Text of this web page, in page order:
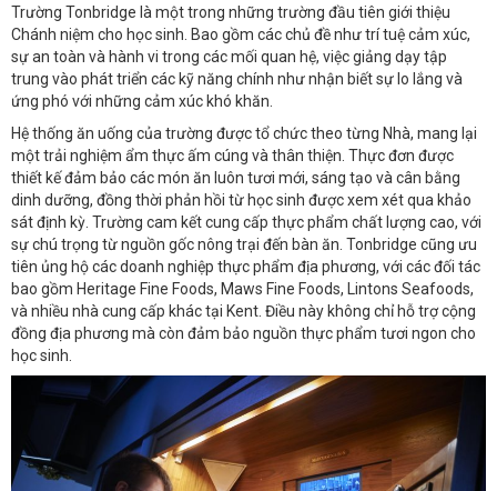
Trường Tonbridge là một trong những trường đầu tiên giới thiệu
Chánh niệm cho học sinh. Bao gồm các chủ đề như trí tuệ cảm xúc,
sự an toàn và hành vi trong các mối quan hệ, việc giảng dạy tập
trung vào phát triển các kỹ năng chính như nhận biết sự lo lắng và
ứng phó với những cảm xúc khó khăn.
Hệ thống ăn uống của trường được tổ chức theo từng Nhà, mang lại
một trải nghiệm ẩm thực ấm cúng và thân thiện. Thực đơn được
thiết kế đảm bảo các món ăn luôn tươi mới, sáng tạo và cân bằng
dinh dưỡng, đồng thời phản hồi từ học sinh được xem xét qua khảo
sát định kỳ. Trường cam kết cung cấp thực phẩm chất lượng cao, với
sự chú trọng từ nguồn gốc nông trại đến bàn ăn. Tonbridge cũng ưu
tiên ủng hộ các doanh nghiệp thực phẩm địa phương, với các đối tác
bao gồm Heritage Fine Foods, Maws Fine Foods, Lintons Seafoods,
và nhiều nhà cung cấp khác tại Kent. Điều này không chỉ hỗ trợ cộng
đồng địa phương mà còn đảm bảo nguồn thực phẩm tươi ngon cho
học sinh.